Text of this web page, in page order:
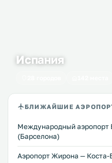
Испания
БЛИЖАЙШИЕ
Международный аэропорт
(Барселона)
Аэропорт Жирона —